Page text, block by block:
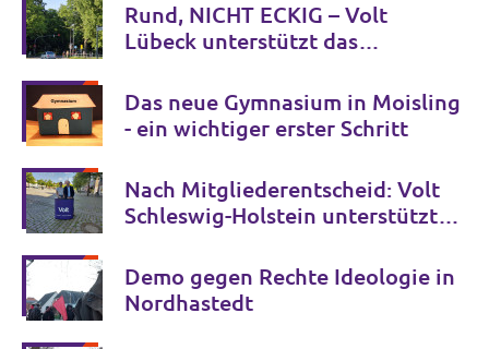
Rund, NICHT ECKIG – Volt
Lübeck unterstützt das
Mühlentorteller
Das neue Gymnasium in Moisling
- ein wichtiger erster Schritt
Nach Mitgliederentscheid: Volt
Schleswig-Holstein unterstützt
Oberbürgermeisterwahl in
Neumünster
Demo gegen Rechte Ideologie in
Nordhastedt